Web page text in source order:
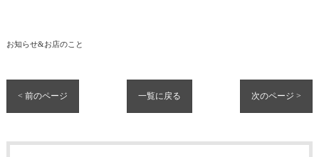
お知らせ&お店のこと
< 前のページ 一覧に戻る 次のページ >